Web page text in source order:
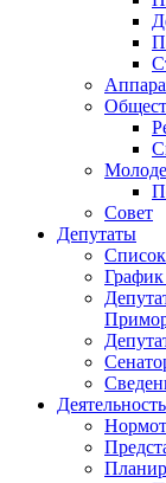
Совет
Депутаты
Список
Деятельность